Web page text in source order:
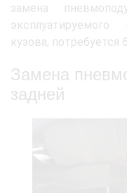
замена
кузова, потребуется
Замена
задней